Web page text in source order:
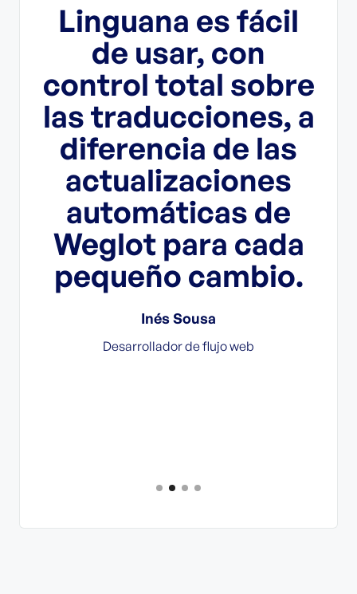
Linguana es fácil
de usar, con
control total sobre
las traducciones, a
diferencia de las
actualizaciones
automáticas de
Weglot para cada
pequeño cambio.
Inés Sousa
Desarrollador de flujo web